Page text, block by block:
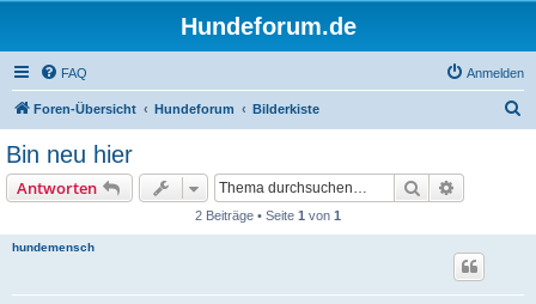
Hundeforum.de
FAQ Anmelden
Foren-Übersicht Hundeforum Bilderkiste
Bin neu hier
Antworten Suche
2 Beiträge • Seite 1 von 1
hundemensch